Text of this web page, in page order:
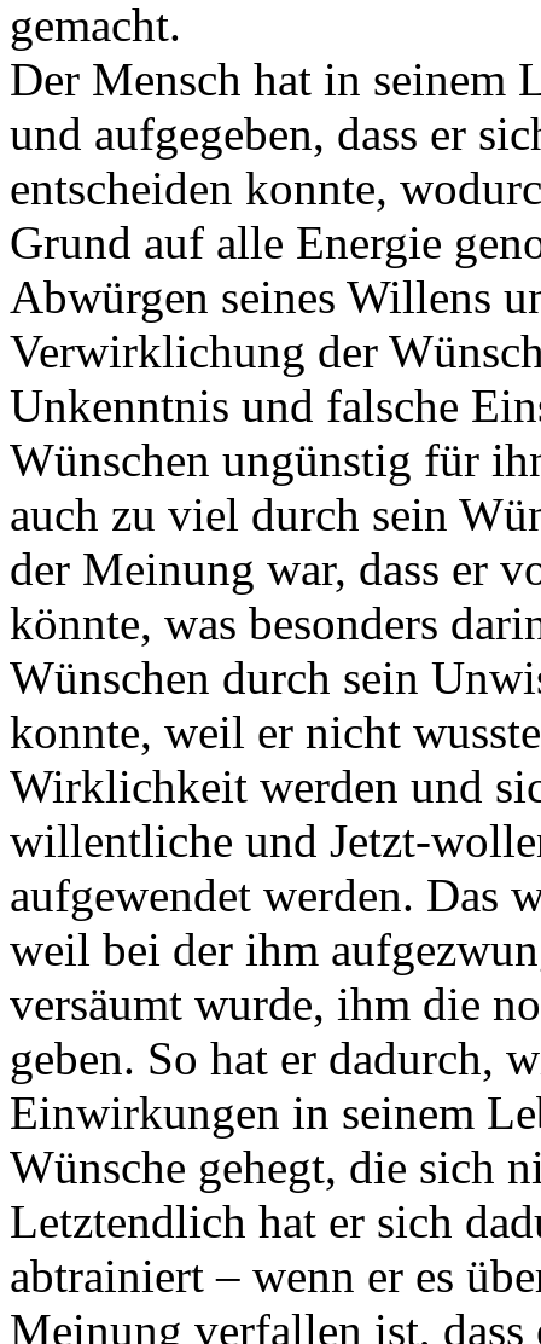
gemacht.
Der Mensch hat in seinem
und aufgegeben, dass er
entscheiden konnte,
Grund auf alle Energie
Abwürgen seines Willens
Verwirklichung der
Unkenntnis und falsche
Wünschen ungünstig für
auch zu viel durch sein
der Meinung war, dass er
könnte, was besonders
Wünschen durch sein
konnte, weil er nicht
Wirklichkeit werden und
willentliche und Jetzt-
aufgewendet werden. Das
weil bei der ihm
versäumt wurde, ihm die
geben. So hat er dadurch,
Einwirkungen in seinem
Wünsche gehegt, die sich
Letztendlich hat er sich
abtrainiert – wenn er es
Meinung verfallen ist,